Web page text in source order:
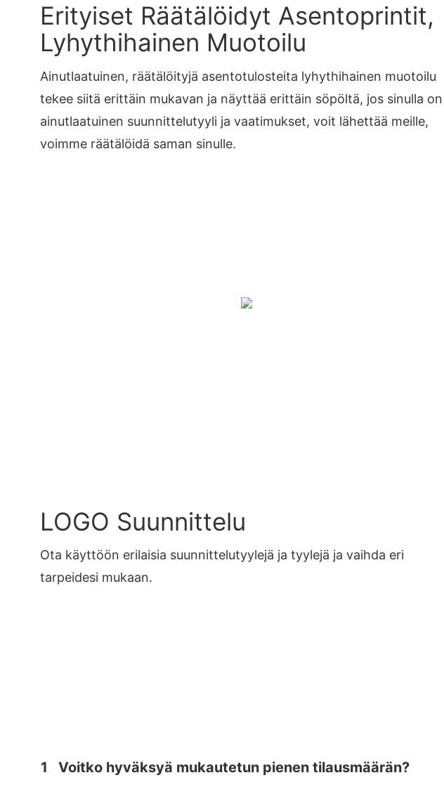
Erityiset Räätälöidyt Asentoprintit,
Lyhythihainen Muotoilu
Ainutlaatuinen, räätälöityjä asentotulosteita lyhythihainen muotoilu
tekee siitä erittäin mukavan ja näyttää erittäin söpöltä, jos sinulla on
ainutlaatuinen suunnittelutyyli ja vaatimukset, voit lähettää meille,
voimme räätälöidä saman sinulle.
LOGO Suunnittelu
Ota käyttöön erilaisia ​​suunnittelutyylejä ja tyylejä ja vaihda eri
tarpeidesi mukaan.
1 Voitko hyväksyä mukautetun pienen tilausmäärän?